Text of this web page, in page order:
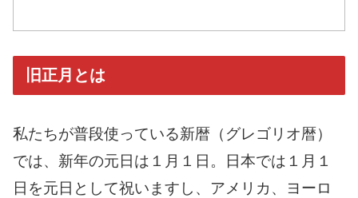
旧正月とは
私たちが普段使っている新暦（グレゴリオ暦）
では、新年の元日は１月１日。日本では１月１
日を元日として祝いますし、アメリカ、ヨーロ